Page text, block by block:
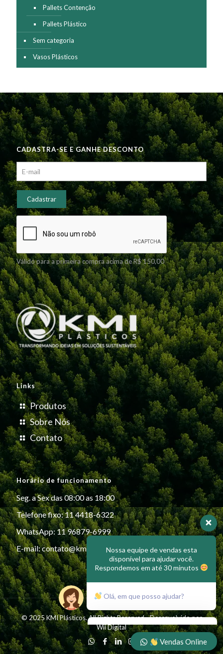
Pallets Contenção
Pallets Plástico
Sem categoria
Vasos Plásticos
CADASTRA-SE E GANHE DESCONTO
Válido para a primeira compra acima de R$ 150,00
Links
Produtos
Sobre Nós
Contato
Horário de funcionamento
Seg. a Sex das 08:00 as 18:00
Telefone fixo: 11 4418-6322
WhatsApp: 11 96879-6999
E-mail:contato@kmiplasticos.com.br
© 2025 KMI Plásticos. All Rights Reserved - Desenvolvido por
Wii Digital
Nossa equipe de vendas esta
Respondemos em até 30 minutos
Vendas Online